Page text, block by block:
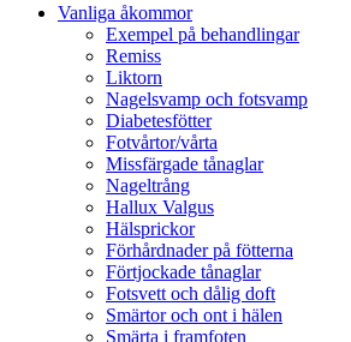
Vanliga åkommor
Exempel på behandlingar
Remiss
Liktorn
Nagelsvamp och fotsvamp
Diabetesfötter
Fotvårtor/vårta
Missfärgade tånaglar
Nageltrång
Hallux Valgus
Hälsprickor
Förhårdnader på fötterna
Förtjockade tånaglar
Fotsvett och dålig doft
Smärtor och ont i hälen
Smärta i framfoten